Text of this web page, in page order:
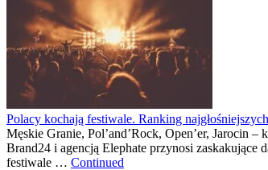
Polacy kochają festiwale. Ranking
Męskie Granie, Pol’and’Rock, Open’er, Jarocin
Brand24 i agencją Elephate przynosi zaskakujące
festiwale … Continued